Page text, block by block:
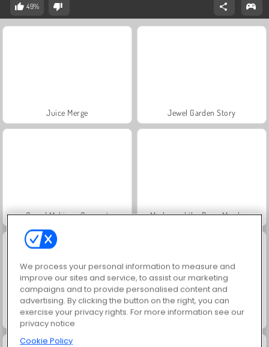
49%
Juice Merge Jewel Garden Story
Grand Mahjong Connect Masha and the Bear: Meadows
Scala 40 Solitaire Social
We process your personal information to measure and
improve our sites and service, to assist our marketing
campaigns and to provide personalised content and
advertising. By clicking the button on the right, you can
exercise your privacy rights. For more information see our
privacy notice
Cookie Policy